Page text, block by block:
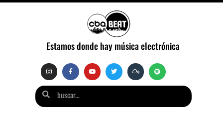
Estamos donde hay música electrónica